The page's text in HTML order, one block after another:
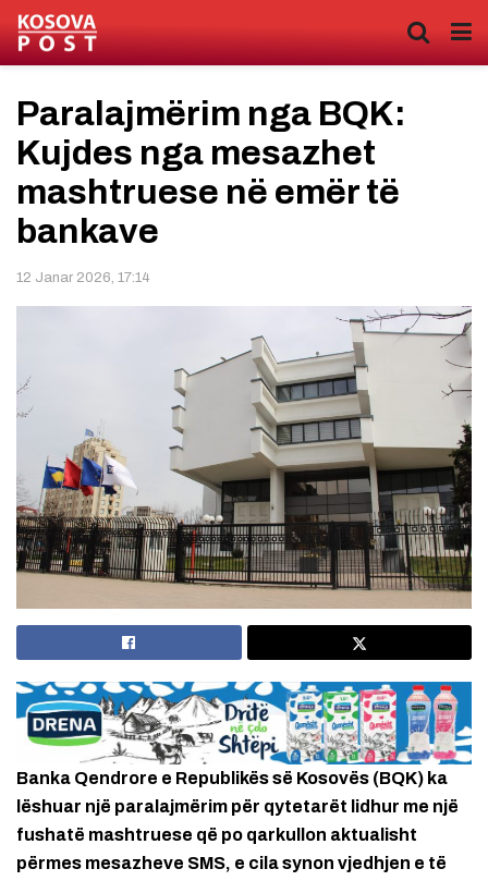
Paralajmërim nga BQK:
Kujdes nga mesazhet
mashtruese në emër të
bankave
12 Janar 2026, 17:14
Banka Qendrore e Republikës së Kosovës (BQK) ka
lëshuar një paralajmërim për qytetarët lidhur me një
fushatë mashtruese që po qarkullon aktualisht
përmes mesazheve SMS, e cila synon vjedhjen e të